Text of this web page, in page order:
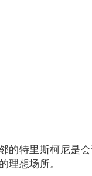
的特里斯柯尼是
理想场所。